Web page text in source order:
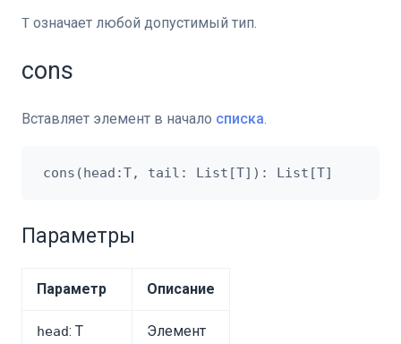
T означает любой допустимый тип.
cons
Вставляет элемент в начало списка.
Параметры
Параметр Описание
head: T Элемент